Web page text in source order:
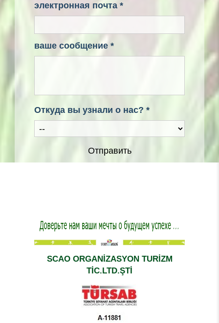
электронная почта *
ваше сообщение *
Откуда вы узнали о нас? *
Отправить
SCAO ORGANİZASYON TURİZM
TİC.LTD.ŞTİ